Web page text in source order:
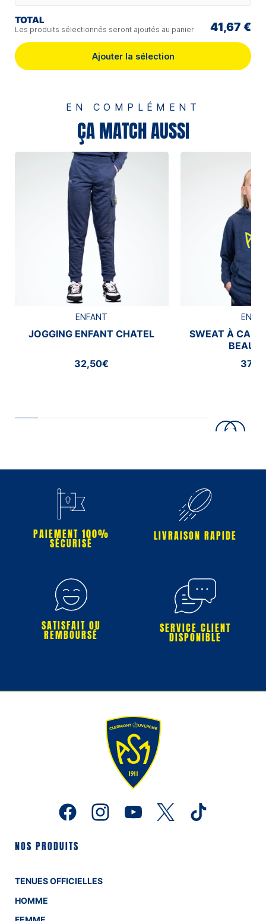
TOTAL
Les produits sélectionnés seront ajoutés au panier 41,67 €
Ajouter la sélection
EN COMPLÉMENT
ÇA MATCH AUSSI
ENFANT
JOGGING ENFANT CHATEL
32,50€
SWEAT À
PAIEMENT 100%
SÉCURISÉ
LIVRAISON RAPIDE
SATISFAIT OU
REMBOURSÉ SERVICE CLIENT
DISPONIBLE
NOS PRODUITS
TENUES OFFICIELLES
HOMME